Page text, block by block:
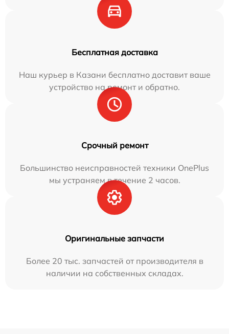
Бесплатная доставка
Наш курьер в Казани бесплатно доставит ваше
устройство на ремонт и обратно.
Срочный ремонт
Большинство неисправностей техники OnePlus
мы устраняем в течение 2 часов.
Оригинальные запчасти
Более 20 тыс. запчастей от производителя в
наличии на собственных складах.